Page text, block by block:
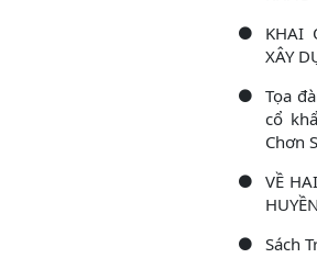
KHAI
XÂY
Tọa
cổ
Chơn
VỀ
Sách